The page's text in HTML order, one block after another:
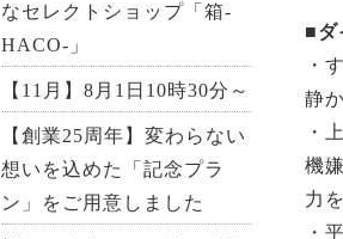
■ダ
・
静
・
機
力
・
なセレクトショップ「箱-
HACO-」
【11月】8月1日10時30分～
【創業25周年】変わらない
想いを込めた「記念プラ
ン」をご用意しました